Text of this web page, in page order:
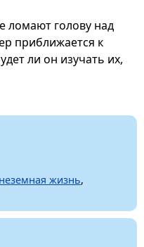
ломают голову над
приближается к
ли он изучать их,
жизнь,